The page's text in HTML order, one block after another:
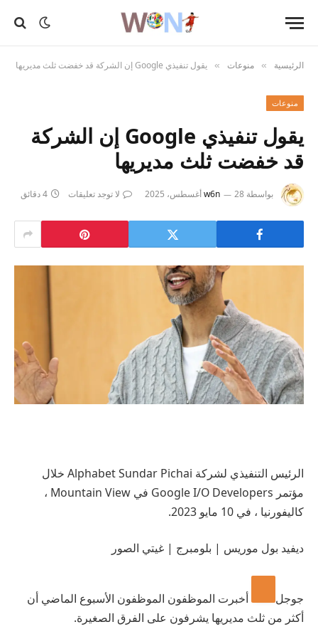
الرئيسية » منوعات » يقول تنفيذي Google إن الشركة قد خفضت ثلث مديريها
منوعات
يقول تنفيذي Google إن الشركة
قد خفضت ثلث مديريها
بواسطة w6n 28 أغسطس، 2025 لا توجد تعليقات 4 دقائق
الرئيس التنفيذي لشركة Alphabet Sundar Pichai خلال
مؤتمر Google I/O Developers في Mountain View ،
كاليفورنيا ، في 10 مايو 2023.
ديفيد بول موريس | بلومبرج | غيتي الصور
جوجل
أخبرت الموظفون الموظفون الأسبوع الماضي أن
أكثر من ثلث مديريها يشرفون على الفرق الصغيرة.